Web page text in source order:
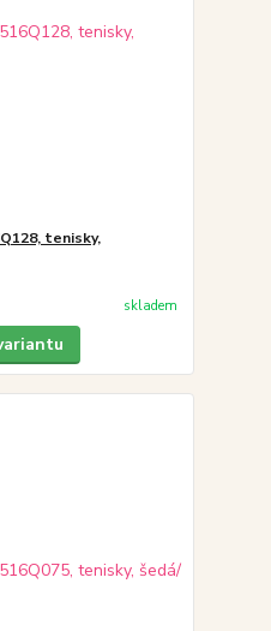
tenisky,
skladem